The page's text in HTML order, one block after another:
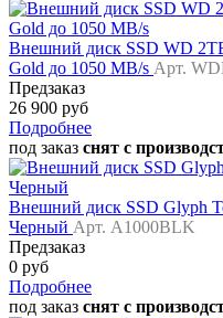
Внешний диск SSD WD
Gold до 1050 MB/s Арт.
Предзаказ
26 900 руб
Подробнее
под заказ снят с
Внешний диск SSD Glyph
Черный Арт. A1000BLK
Предзаказ
0 руб
Подробнее
под заказ снят с